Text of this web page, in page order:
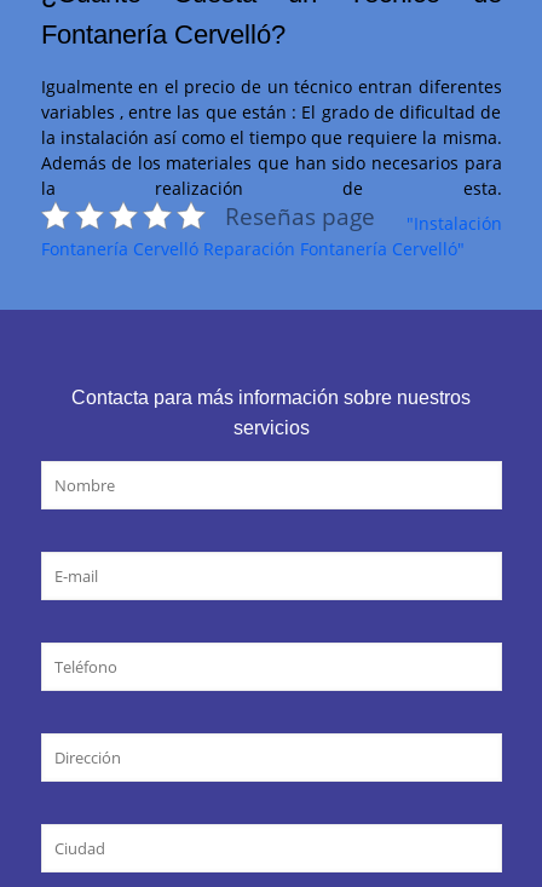
Fontanería Cervelló?
Igualmente en el precio de un técnico entran diferentes
variables , entre las que están : El grado de dificultad de
la instalación así como el tiempo que requiere la misma.
Además de los materiales que han sido necesarios para
la realización de esta.
Reseñas page
"Instalación
Fontanería Cervelló Reparación Fontanería Cervelló"
Contacta para más información sobre nuestros
servicios